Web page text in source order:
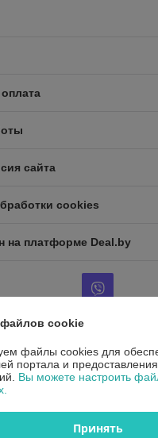
сайта
cookies
на платформе Deal.by
покупателя
ООО"ДетальРемСервис"
ул. Франциска Скорины 54А,
cookie
файлы cookies для
портала и
Вы можете настроить
Принять